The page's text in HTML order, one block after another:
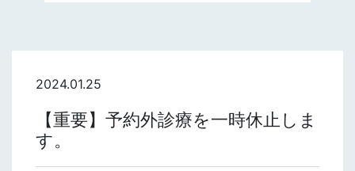
2024.01.25
【重要】予約外診療を一時休止しま
す。